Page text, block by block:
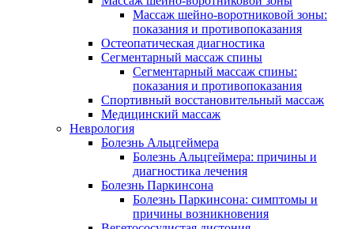
Массаж шейно-воротниковой зоны:
показания и противопоказания
Остеопатическая диагностика
Сегментарный массаж спины
Сегментарный массаж спины:
показания и противопоказания
Спортивный восстановительный массаж
Медицинский массаж
Неврология
Болезнь Альцгеймера
Болезнь Альцгеймера: причины и
диагностика лечения
Болезнь Паркинсона
Болезнь Паркинсона: симптомы и
причины возникновения